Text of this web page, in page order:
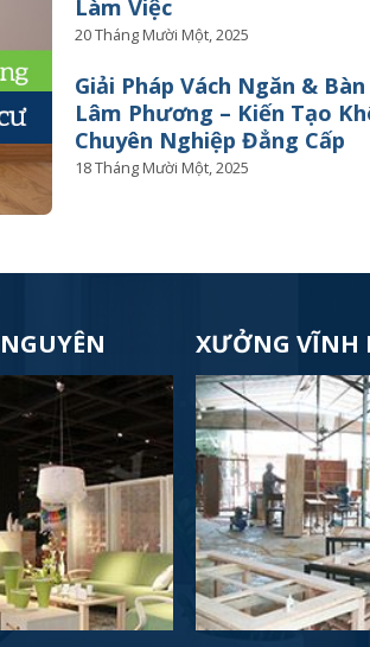
Làm Việc
20 Tháng Mười Một, 2025
Giải Pháp Vách Ngăn &
Lâm Phương – Kiến Tạo
Chuyên Nghiệp Đẳng Cấp
18 Tháng Mười Một, 2025
XƯỞNG VĨNH